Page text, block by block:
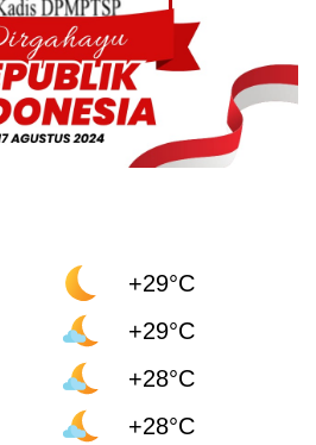
+29°C
+29°C
+28°C
+28°C